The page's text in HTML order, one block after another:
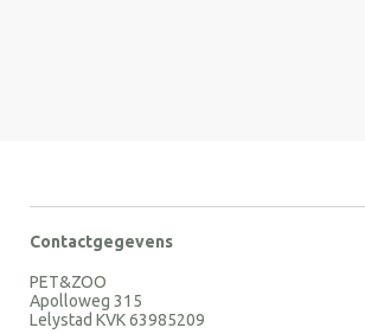
Contactgegevens
PET&ZOO
Apolloweg 315
Lelystad KVK 63985209